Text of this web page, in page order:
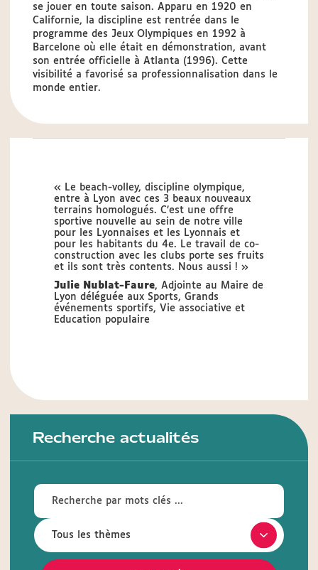
se jouer en toute saison. Apparu en 1920 en
Californie, la discipline est rentrée dans le
programme des Jeux Olympiques en 1992 à
Barcelone où elle était en démonstration, avant
son entrée officielle à Atlanta (1996). Cette
visibilité a favorisé sa professionnalisation dans le
monde entier.
« Le beach-volley, discipline olympique,
entre à Lyon avec ces 3 beaux nouveaux
terrains homologués. C’est une offre
sportive nouvelle au sein de notre ville
pour les Lyonnaises et les Lyonnais et
pour les habitants du 4e. Le travail de co-
construction avec les clubs porte ses fruits
et ils sont très contents. Nous aussi ! »
Julie Nublat-Faure, Adjointe au Maire de
Lyon déléguée aux Sports, Grands
événements sportifs, Vie associative et
Education populaire
Recherche actualités